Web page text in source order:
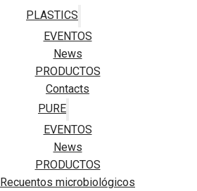
PLASTICS
EVENTOS
News
PRODUCTOS
Contacts
PURE
EVENTOS
News
PRODUCTOS
Recuentos microbiológicos